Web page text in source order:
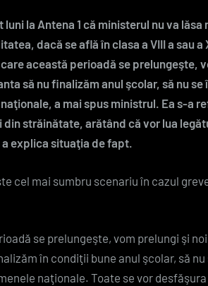
din
educaţie
se
prelungi
noi
la Antena 1 că ministerul nu va lăsa
dacă se află în clasa a VIII a sau a
această perioadă se prelungeşte,
să nu finalizăm anul şcolar, să nu se
a mai spus ministrul. Ea s-a
străinătate, arătând că vor lua
explica situaţia de fapt.
cel mai sumbru scenariu în cazul
se prelungeşte, vom prelungi şi
în condiţii bune anul şcolar, să nu
naţionale. Toate se vor